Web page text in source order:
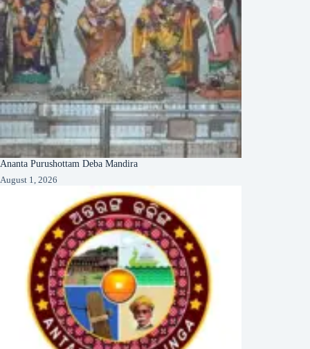
Ananta Purushottam Deba Mandira
August 1, 2026